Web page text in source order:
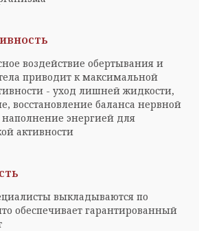
воздействие обертывания и
приводит к максимальной
- уход лишней жидкости,
восстановление баланса нервной
энергией для
активности
выкладываются по
обеспечивает гарантированный